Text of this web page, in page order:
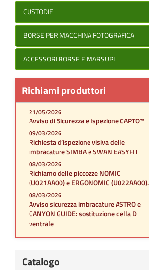
CUSTODIE
BORSE PER MACCHINA FOTOGRAFICA
ACCESSORI BORSE E MARSUPI
Richiami produttori
21/05/2026
Avviso di Sicurezza e Ispezione CAPTO™
09/03/2026
Richiesta d’ispezione visiva delle
imbracature SIMBA e SWAN EASYFIT
08/03/2026
Richiamo delle piccozze NOMIC
(U021AA00) e ERGONOMIC (U022AA00).
08/03/2026
Avviso sicurezza imbracature ASTRO e
CANYON GUIDE: sostituzione della D
ventrale
Catalogo